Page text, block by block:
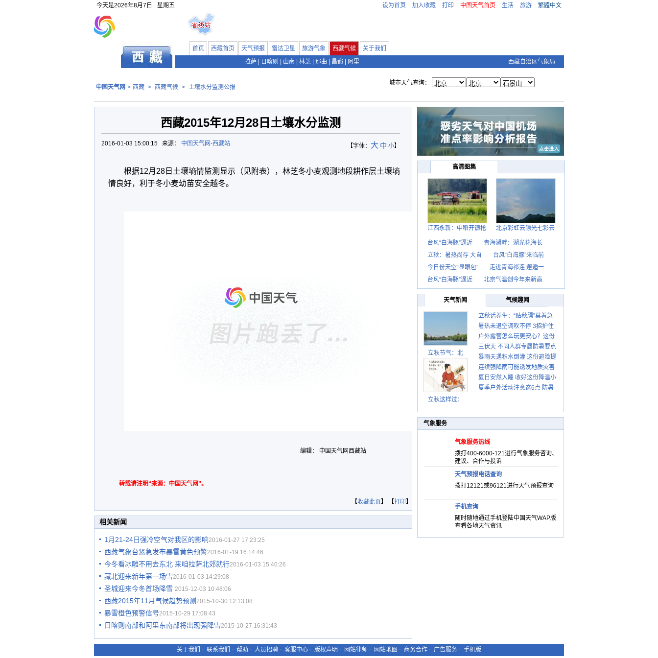
今天是2026年8月7日 星期五 设为首页 加入收藏 打印 中国天气首页 生活 旅游 繁體中文
首页 西藏首页 天气预报 雷达卫星 旅游气象 西藏气候
关于我们
拉萨
日喀则 山南 林芝 那曲 昌都 阿里 西藏自治区气象局
中国天气网 > 西藏 > 西藏气候 > 土壤水分监测公报
城市天气查询：
西藏2015年12月28日土壤水分监测
【字体： 大 中 小】
2016-01-03 15:00:15 来源： 中国天气网-西藏站
根据12月28日土壤墒情监测显示（见附表），林芝冬小麦观测地段耕作层土壤墒
情良好，利于冬小麦幼苗安全越冬。
编辑： 中国天气网西藏站
转载请注明“来源：中国天气网”。
【收藏此页】 【打印】
相关新闻
1月21-24日强冷空气对我区的影响2016-01-27 17:23:25
西藏气象台紧急发布暴雪黄色预警2016-01-19 16:14:46
今冬看冰雕不用去东北 来咱拉萨北郊就行2016-01-03 15:40:26
藏北迎来新年第一场雪2016-01-03 14:29:08
圣城迎来今冬首场降雪 2015-12-03 10:48:06
西藏2015年11月气候趋势预测 2015-10-30 12:13:08
暴雪橙色预警信号2015-10-29 17:08:43
日喀则南部和阿里东南部将出现强降雪2015-10-27 16:31:43
高清图集
江西永新：中稻开镰抢 北京彩虹云隙光七彩云
台风“白海豚”逼近
青海湖畔：湖光花海长
立秋：暑热尚存 大自
台风“白海豚”来临前
今日份天空“显眼包”
走进青海祁连 邂逅一
台风“白海豚”逼近
北京气温创今年来新高
天气新闻 气候趣闻
立秋节气：北
立秋这样过：
立秋话养生：“贴秋膘”莫着急
先清暑再防燥
暑热未退空调吹不停 3招护住
肩颈不酸痛
户外露营怎么玩更安心？这份
攻略请收好
三伏天 不同人群专属防暑要点
请收好
暴雨天遇积水倒灌 这份避险提
示请收好
连续强降雨可能诱发地质灾害
这些前兆要知道
夏日安然入睡 收好这份降温小
贴士
夏季户外活动注意这6点 防暑
气象服务
气象服务热线
拨打400-6000-121进行气象服务咨询、
建议、合作与投诉
天气预报电话查询
拨打12121或96121进行天气预报查询
手机查询
随时随地通过手机登陆中国天气WAP版
查看各地天气资讯
关于我们 - 联系我们 - 帮助 - 人员招聘 - 客服中心 - 版权声明 - 网站律师 - 网站地图 - 商务合作 - 广告服务 - 手机版